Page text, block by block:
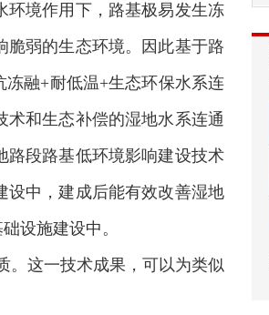
环境作用下，路基极易发生冻
脆弱的生态环境。因此基于路
融+耐低温+生态环保水系连
和生态补偿的湿地水系连通
路段路基低环境影响建设技术
设中，建成后能有效改善湿地
设施建设中。
。这一技术成果，可以为类似
用！中交报智能审校系统上线